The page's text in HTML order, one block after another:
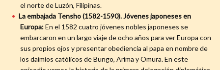
el norte de Luzón, Filipinas.
La embajada Tensho (1582-1590). Jóvenes japoneses en
Europa:En el 1582 cuatro jóvenes nobles japoneses se
embarcaron en un largo viaje de ocho años para ver Europa con
sus propios ojos y presentar obediencia al papa en nombre de
los daimios católicos de Bungo, Arima y Omura. En este